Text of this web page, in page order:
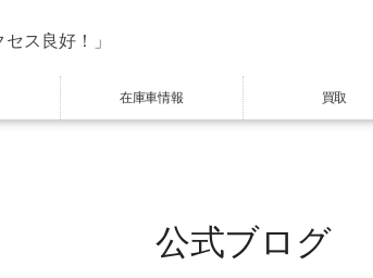
ス良好！」
在庫車情報 買取
公式ブログ